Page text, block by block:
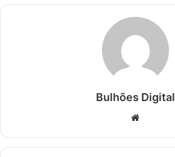
Bulhões Digital
Website